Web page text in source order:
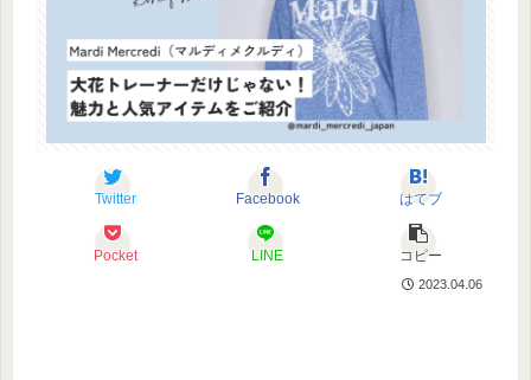
Twitter Facebook はてブ
Pocket LINE コピー
2023.04.06